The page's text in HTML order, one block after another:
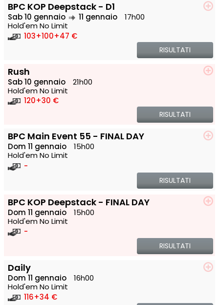
Sab 10 gennaio 11 gennaio 17h00
BPC KOP Deepstack - D1
Hold'em No Limit
103+100+47 €
RISULTATI
Sab 10 gennaio 21h00
Rush
Hold'em No Limit
120+30 €
RISULTATI
Dom 11 gennaio 15h00
BPC Main Event 55 - FINAL DAY
Hold'em No Limit
-
RISULTATI
Dom 11 gennaio 15h00
BPC KOP Deepstack - FINAL DAY
Hold'em No Limit
-
RISULTATI
Dom 11 gennaio 16h00
Daily
Hold'em No Limit
116+34 €